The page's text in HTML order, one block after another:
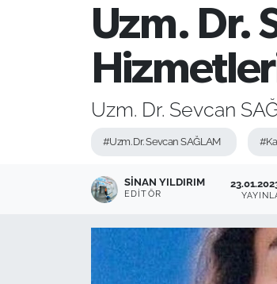
Uzm. Dr.
Uzm. Dr. Sevcan
#Uzm. Dr. Sevcan SAĞLAM
SINAN YILDIRIM
EDITÖR
Atamalar
Sağlık Bakanlığı
Sağlık Personeli Alımı
Namaz Vakitleri
Trafik Durumu
Tüm Manşetler
Son Dakika Haberleri